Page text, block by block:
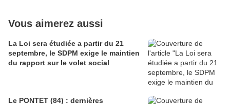
Vous aimerez aussi
La Loi sera étudiée a partir du 21
septembre, le SDPM exige le maintien
du rapport sur le volet social
Le PONTET (84) : dernières